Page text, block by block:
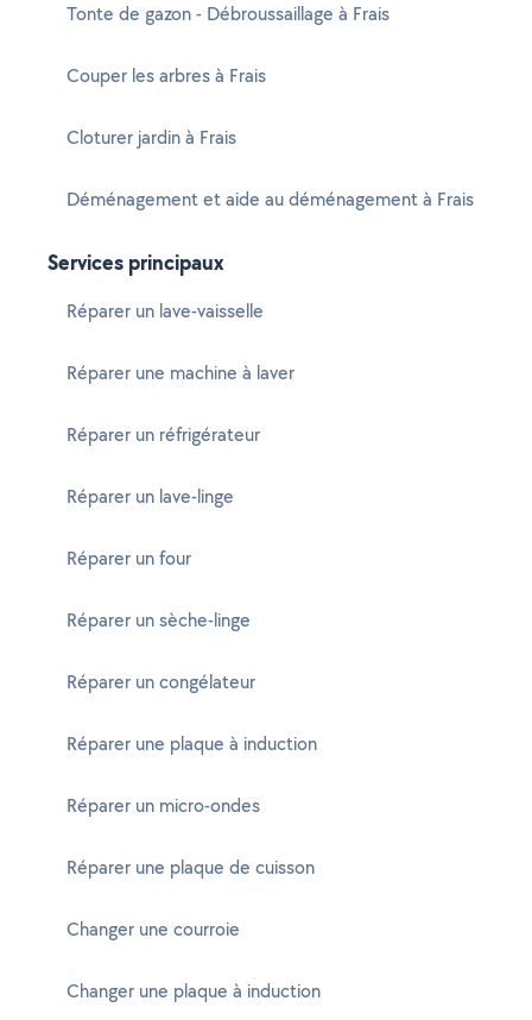
Tonte de gazon - Débroussaillage à Frais
Couper les arbres à Frais
Cloturer jardin à Frais
Déménagement et aide au déménagement à Frais
Services principaux
Réparer un lave-vaisselle
Réparer une machine à laver
Réparer un réfrigérateur
Réparer un lave-linge
Réparer un four
Réparer un sèche-linge
Réparer un congélateur
Réparer une plaque à induction
Réparer un micro-ondes
Réparer une plaque de cuisson
Changer une courroie
Changer une plaque à induction